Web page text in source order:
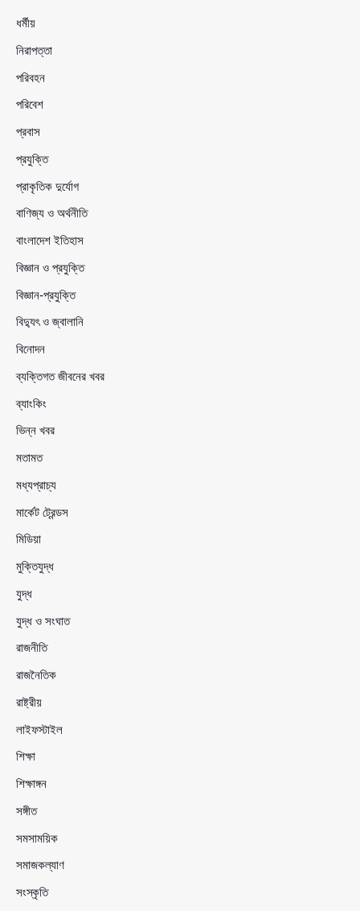
ধর্মীয়
নিরাপত্তা
পরিবহন
পরিবেশ
প্রবাস
প্রযুক্তি
প্রাকৃতিক দুর্যোগ
বাণিজ্য ও অর্থনীতি
বাংলাদেশ ইতিহাস
বিজ্ঞান ও প্রযুক্তি
বিজ্ঞান-প্রযুক্তি
বিদ্যুৎ ও জ্বালানি
বিনোদন
ব্যক্তিগত জীবনের খবর
ব্যাংকিং
ভিন্ন খবর
মতামত
মধ্যপ্রাচ্য
মার্কেট ট্রেন্ডস
মিডিয়া
মুক্তিযুদ্ধ
যুদ্ধ
যুদ্ধ ও সংঘাত
রাজনীতি
রাজনৈতিক
রাষ্ট্রীয়
লাইফস্টাইল
শিক্ষা
শিক্ষাঙ্গন
সঙ্গীত
সমসাময়িক
সমাজকল্যাণ
সংস্কৃতি